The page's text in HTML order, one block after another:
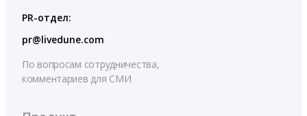
PR-отдел:
pr@livedune.com
По вопросам сотрудничества,
комментариев для СМИ